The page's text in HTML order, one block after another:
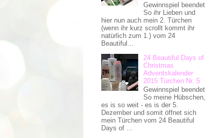
Gewinnspiel beendet
So ihr Lieben und
hier nun auch mein 2. Türchen
(wenn ihr kurz scrollt kommt ihr
natürlich zum 1.) vom 24
Beautiful...
24 Beautiful Days of
Christmas
Adventskalender
2015 Türchen Nr. 5
Gewinnspiel beendet
So meine Hübschen,
es is so weit - es is der 5.
Dezember und somit öffnet sich
mein Türchen vom 24 Beautiful
Days of ...